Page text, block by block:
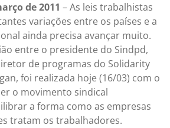
de 2011 – As leis trabalhistas
variações entre os países e a
ainda precisa avançar muito.
entre o presidente do Sindpd,
de programas do Solidarity
foi realizada hoje (16/03) com o
o movimento sindical
a forma como as empresas
tratam os trabalhadores.